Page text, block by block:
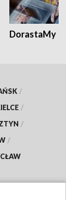
DorastaMy
/
/
/
/